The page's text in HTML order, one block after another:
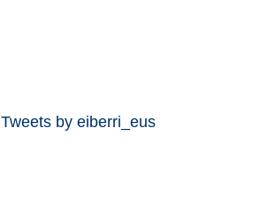
Tweets by eiberri_eus